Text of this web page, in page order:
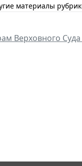
материалы
Верховного